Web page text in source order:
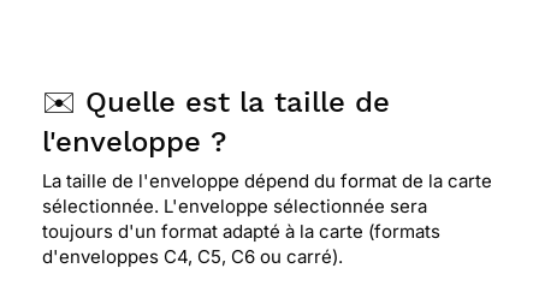
✉️ Quelle est la taille de
l'enveloppe ?
La taille de l'enveloppe dépend du format de la carte
sélectionnée. L'enveloppe sélectionnée sera
toujours d'un format adapté à la carte (formats
d'enveloppes C4, C5, C6 ou carré).